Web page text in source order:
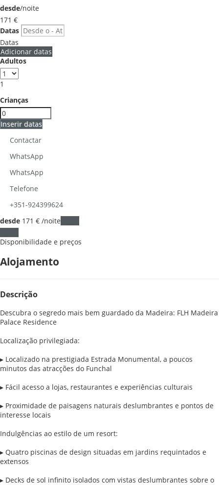
desde/noite
171 €
Datas
Datas
Adicionar datas
Adultos
1
Crianças
Inserir datas
Contactar
WhatsApp
WhatsApp
Telefone
+351-924399624
desde 171 € /noite
Disponibilidade e preços
Alojamento
Descrição
Descubra o segredo mais bem guardado da Madeira: FLH Madeira
Palace Residence
Localização privilegiada:
▸ Localizado na prestigiada Estrada Monumental, a poucos
minutos das atracções do Funchal
▸ Fácil acesso a lojas, restaurantes e experiências culturais
▸ Proximidade de paisagens naturais deslumbrantes e pontos de
interesse locais
Indulgências ao estilo de um resort:
▸ Quatro piscinas de design situadas em jardins requintados e
extensos
▸ Decks de sol infinito isolados com vistas deslumbrantes sobre o